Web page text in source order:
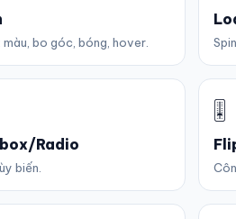
màu, bo góc, bóng, hover.
Radio
biến.
🎚️